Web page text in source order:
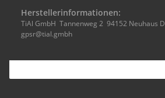
Herstellerinformationen:
TiAl GmbH Tannenweg 2 94152 Neuhaus
gpsr@tial.gmbh